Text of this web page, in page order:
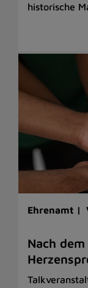
historische
Ehrenamt |
Nach